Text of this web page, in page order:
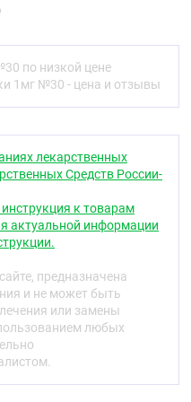
80 раз более
на МАО-В в
повышается уровень
болезнью
также
ингибиторов МАО,
дозах не блокирует
пищей биогенных
в связи с чем не
эффект»).
после приема
в плазме
по низкой цене
1мг №30 - цена и отзывы
лекарственных
Средств России-
к товарам
актуальной информации
предназначена
и не может быть
или замены
любых